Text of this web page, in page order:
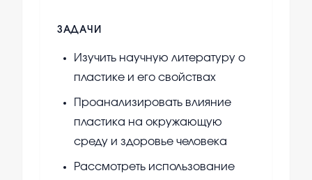
ЗАДАЧИ
Изучить научную литературу о
пластике и его свойствах
Проанализировать влияние
пластика на окружающую
среду и здоровье человека
Рассмотреть использование